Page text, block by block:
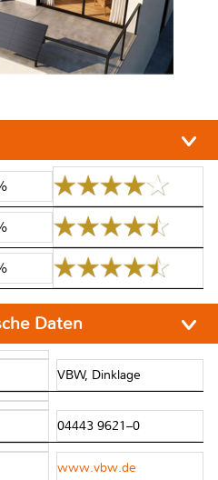
Daten
VBW, Dinklage
04443 9621–0
www.vbw.de